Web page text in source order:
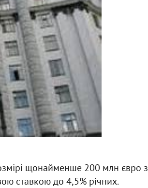
щонайменше 200 млн євро з
ставкою до 4,5% річних.